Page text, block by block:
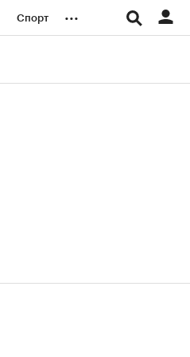
Спорт ...